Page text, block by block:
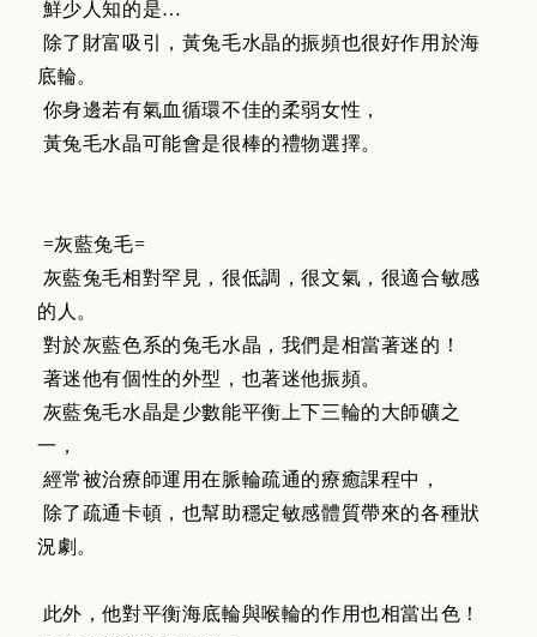
鮮少人知的是…
除了財富吸引，黃兔毛水晶的振頻也很好作用於海
底輪。
你身邊若有氣血循環不佳的柔弱女性，
黃兔毛水晶可能會是很棒的禮物選擇。
=灰藍兔毛=
灰藍兔毛相對罕見，很低調，很文氣，很適合敏感
的人。
對於灰藍色系的兔毛水晶，我們是相當著迷的！
著迷他有個性的外型，也著迷他振頻。
灰藍兔毛水晶是少數能平衡上下三輪的大師礦之
一，
經常被治療師運用在脈輪疏通的療癒課程中，
除了疏通卡頓，也幫助穩定敏感體質帶來的各種狀
況劇。
此外，他對平衡海底輪與喉輪的作用也相當出色！